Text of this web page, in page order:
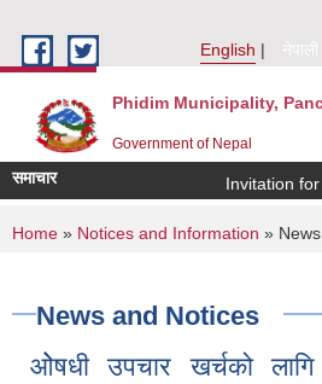
English
नेपाली
Phidim Municipality,
Government of Nepal
समाचार Invitation for
You are here
Home » Notices and Information »
News and Notices
ओेषधी उपचार खर्चको लागि